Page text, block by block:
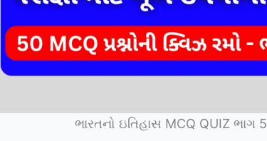
ભારતનો ઇતિહાસ MCQ QUIZ ભાગ 5